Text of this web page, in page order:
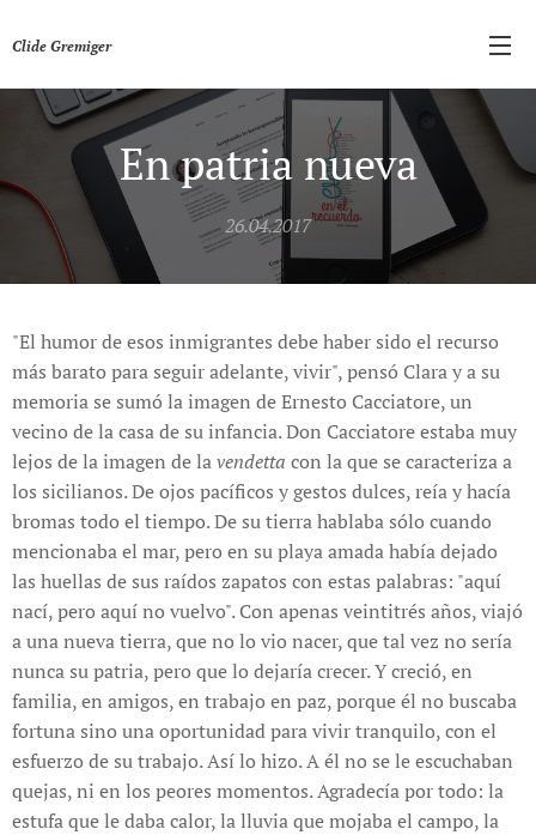
Clide Gremiger
En patria nueva
26.04.2017
"El humor de esos inmigrantes debe haber sido el recurso
más barato para seguir adelante, vivir", pensó Clara y a su
memoria se sumó la imagen de Ernesto Cacciatore, un
vecino de la casa de su infancia. Don Cacciatore estaba muy
lejos de la imagen de lavendetta con la que se caracteriza a
los sicilianos. De ojos pacíficos y gestos dulces, reía y hacía
bromas todo el tiempo. De su tierra hablaba sólo cuando
mencionaba el mar, pero en su playa amada había dejado
las huellas de sus raídos zapatos con estas palabras: "aquí
nací, pero aquí no vuelvo". Con apenas veintitrés años, viajó
a una nueva tierra, que no lo vio nacer, que tal vez no sería
nunca su patria, pero que lo dejaría crecer. Y creció, en
familia, en amigos, en trabajo en paz, porque él no buscaba
fortuna sino una oportunidad para vivir tranquilo, con el
esfuerzo de su trabajo. Así lo hizo. A él no se le escuchaban
quejas, ni en los peores momentos. Agradecía por todo: la
estufa que le daba calor, la lluvia que mojaba el campo, la